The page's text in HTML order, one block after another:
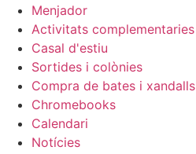
Menjador
Activitats complementaries
Casal d'estiu
Sortides i colònies
Compra de bates i xandalls
Chromebooks
Calendari
Notícies